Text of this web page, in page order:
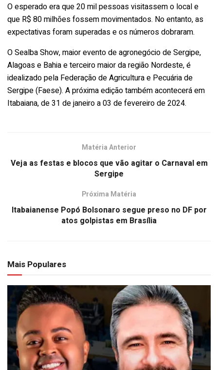
O esperado era que 20 mil pessoas visitassem o local e
que R$ 80 milhões fossem movimentados. No entanto, as
expectativas foram superadas e os números dobraram.
O Sealba Show, maior evento de agronegócio de Sergipe,
Alagoas e Bahia e terceiro maior da região Nordeste, é
idealizado pela Federação de Agricultura e Pecuária de
Sergipe (Faese). A próxima edição também acontecerá em
Itabaiana, de 31 de janeiro a 03 de fevereiro de 2024.
Matéria Anterior
Veja as festas e blocos que vão agitar o Carnaval em
Sergipe
Próxima Matéria
Itabaianense Popó Bolsonaro segue preso no DF por
atos golpistas em Brasília
Mais Populares